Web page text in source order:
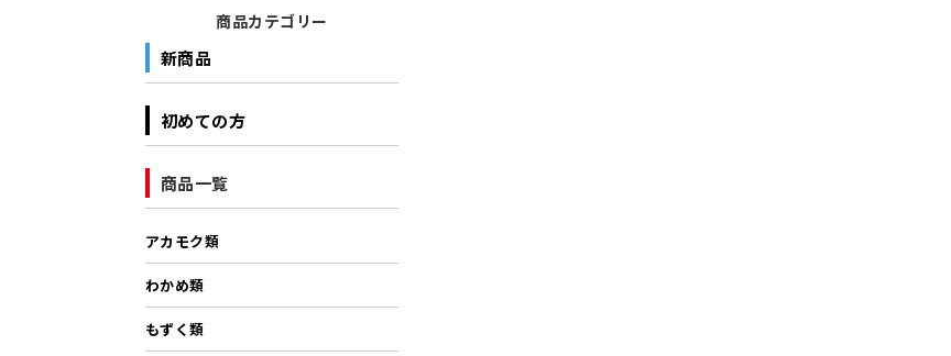
商品カテゴリー
新商品
初めての方
商品一覧
アカモク類
わかめ類
もずく類